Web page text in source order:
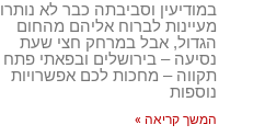
במודיעין וסביבתה כבר לא נותרו
מעיינות לברוח אליהם מהחום
הגדול, אבל במרחק חצי שעת
נסיעה – בירושלים ובפאתי פתח
תקווה – מחכות לכם אפשרויות
נוספות
המשך קריאה »